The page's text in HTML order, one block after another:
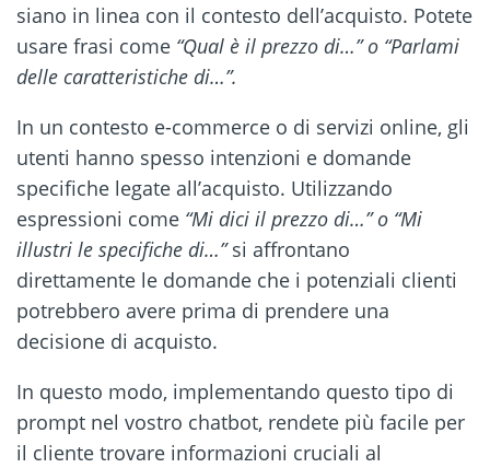
siano in linea con il contesto dell’acquisto. Potete
usare frasi come “Qual è il prezzo di…” o “Parlami
delle caratteristiche di…”.
In un contesto e-commerce o di servizi online, gli
utenti hanno spesso intenzioni e domande
specifiche legate all’acquisto. Utilizzando
espressioni come “Mi dici il prezzo di…” o “Mi
illustri le specifiche di…”si affrontano
direttamente le domande che i potenziali clienti
potrebbero avere prima di prendere una
decisione di acquisto.
In questo modo, implementando questo tipo di
prompt nel vostro chatbot, rendete più facile per
il cliente trovare informazioni cruciali al